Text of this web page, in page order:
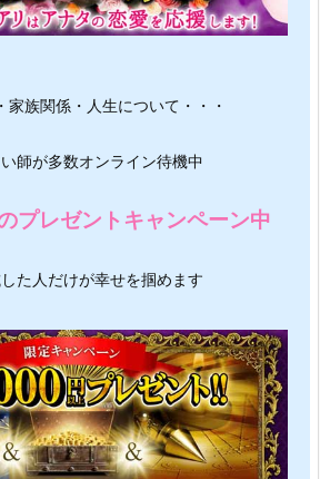
家族関係・人生について・・・
師が多数オンライン待機中
プレゼントキャンペーン中
た人だけが幸せを掴めます